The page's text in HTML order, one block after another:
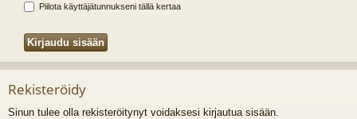
Piilota käyttäjätunnukseni tällä kertaa
Rekisteröidy
Sinun tulee olla rekisteröitynyt voidaksesi kirjautua sisään.